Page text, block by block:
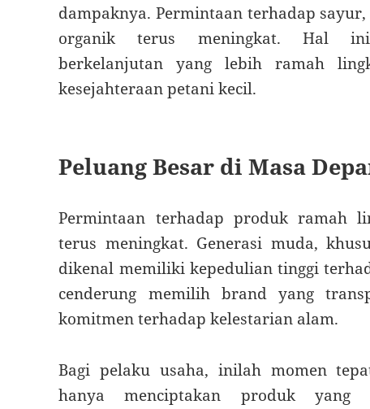
dampaknya. Permintaan terhadap
organik terus meningkat. Hal ini
berkelanjutan yang lebih ramah
kesejahteraan petani kecil.
Peluang Besar di Masa
Permintaan terhadap produk ramah
terus meningkat. Generasi muda,
dikenal memiliki kepedulian tinggi
cenderung memilih brand yang
komitmen terhadap kelestarian alam.
Bagi pelaku usaha, inilah momen
hanya menciptakan produk yang